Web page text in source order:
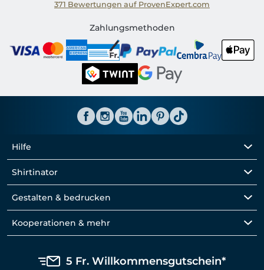
Shirtinator CH
371 Bewertungen auf ProvenExpert.com
Zahlungsmethoden
Hilfe
Shirtinator
Gestalten & bedrucken
Kooperationen & mehr
5 Fr. Willkommensgutschein*